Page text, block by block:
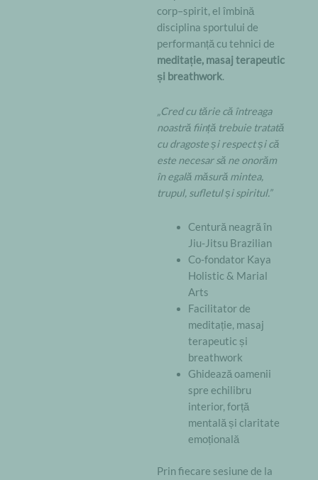
corp–spirit, el îmbină
disciplina sportului de
performanță cu tehnici de
meditație, masaj terapeutic
și breathwork.
„Cred cu tărie că întreaga
noastră ființă trebuie tratată
cu dragoste și respect și că
este necesar să ne onorăm
în egală măsură mintea,
trupul, sufletul și spiritul.”
Centură neagră în
Jiu-Jitsu Brazilian
Co-fondator Kaya
Holistic & Marial
Arts
Facilitator de
meditație, masaj
terapeutic și
breathwork
Ghidează oamenii
spre echilibru
interior, forță
mentală și claritate
emoțională
Prin fiecare sesiune de la